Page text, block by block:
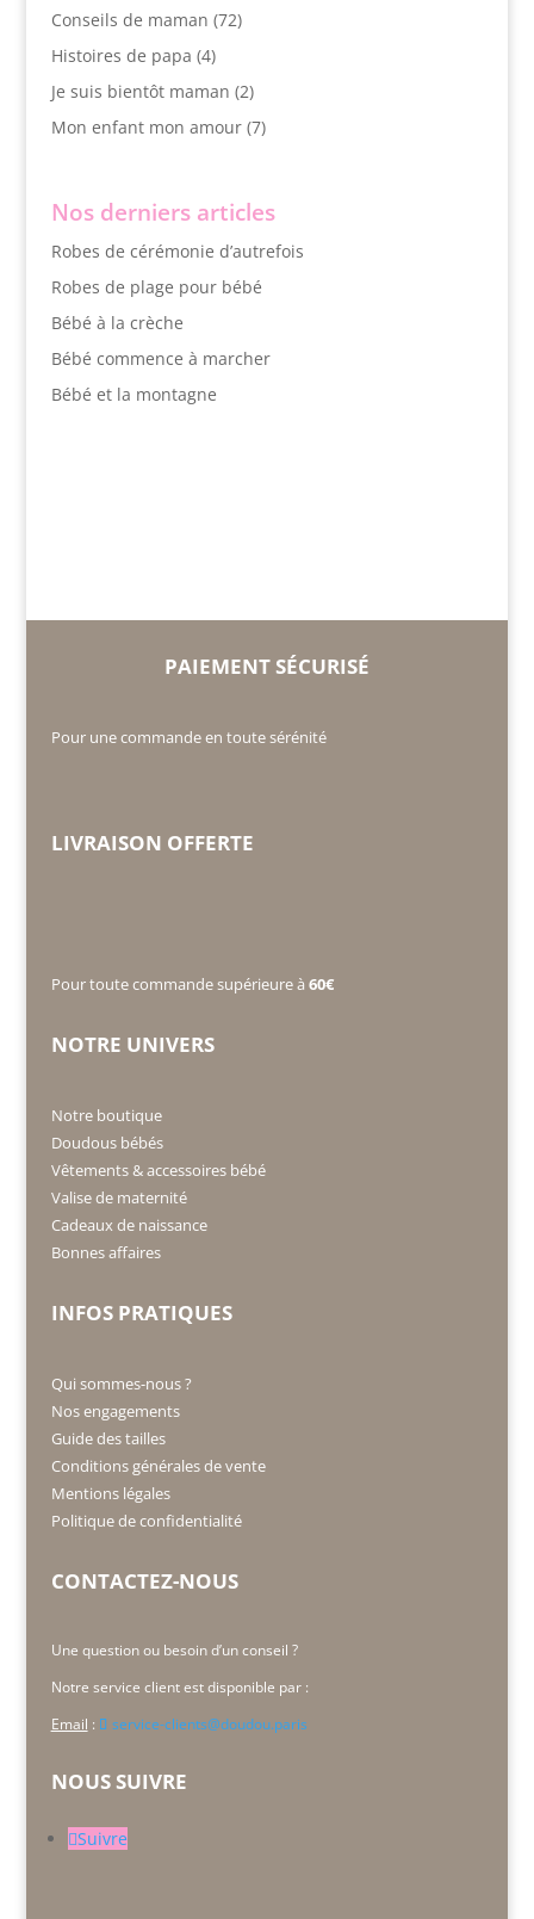
Conseils de maman (72)
Histoires de papa (4)
Je suis bientôt maman (2)
Mon enfant mon amour(7)
Nos derniers articles
Robes de cérémonie d’autrefois
Robes de plage pour bébé
Bébé à la crèche
Bébé commence à marcher
Bébé et la montagne
PAIEMENT SÉCURISÉ
Pour une commande en toute sérénité
LIVRAISON OFFERTE
Pour toute commande supérieure à 60€
NOTRE UNIVERS
Notre boutique
Doudous bébés
Vêtements & accessoires bébé
Valise de maternité
Cadeaux de naissance
Bonnes affaires
INFOS PRATIQUES
Qui sommes-nous ?
Nos engagements
Guide des tailles
Conditions générales de vente
Mentions légales
Politique de confidentialité
CONTACTEZ-NOUS
Une question ou besoin d’un conseil ?
Notre service client est disponible par :
Email : service-clients@doudou.paris
NOUS SUIVRE
Suivre